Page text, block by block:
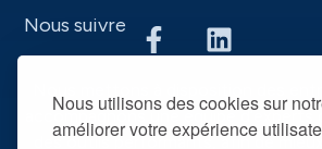
Nous utilisons des cookies sur
améliorer votre expérience
Nous suivre
accompagnons une équipe
des outils performants, afin de